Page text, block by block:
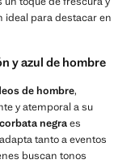
ideal para destacar en
y azul de hombre
de hombre,
y atemporal a su
corbata negraes
tanto a eventos
buscan tonos